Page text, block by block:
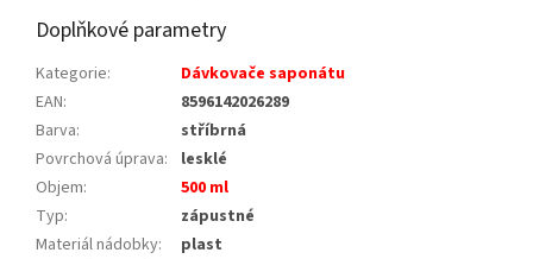
Doplňkové parametry
Kategorie:
Dávkovače saponátu
EAN:
8596142026289
Barva:
stříbrná
Povrchová úprava:
lesklé
Objem:
500 ml
Typ:
zápustné
Materiál nádobky:
plast